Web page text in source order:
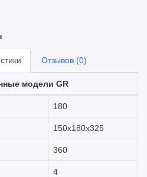
Как заказать
Отзывов (0)
модели GR
180
150х180х325
360
4